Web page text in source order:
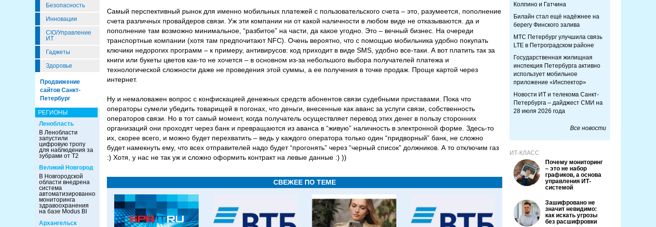
Безопасность
Инновации
CIO/Управление
ИТ
Гаджеты
Здоровье
Продвижение
сайтов Санкт-
Петербург
РЕГИОНЫ
Ленобласть
В Ленобласти
запустили
цифровую тропу
для наблюдения за
зубрами от Т2
Великий Новгород
В Новгородской
области внедрена
система
автоматизированного
мониторинга
здравоохранения
на базе Modus BI
Архангельск
Самый перспективный рынок для именно мобильных платежей с пользовательского счета – это, разумеется, пополнение
счета различных провайдеров связи. Уж эти компании ни от какой наличности в любом виде не отказываются. да и
пополнение там возможно минимальное, “разбитое” на части, да какое угодно. Это – вечный бизнес. На очереди
транспортные компании (хотя там предпочитают NFC). Очень вероятно, что с помощью мобильника удобно покупать
ключики недорогих программ – к примеру, антивирусов: код приходит в виде SMS, удобно все-таки. А вот платить так за
книги или букеты цветов как-то не хочется – в основном из-за небольшого выбора получателей платежа и
технологической сложности даже не проведения этой суммы, а ее получения в точке продаж. Проще картой через
интернет.
Ну и немаловажен вопрос с конфискацией денежных средств абонентов связи судебными приставами. Пока что
операторы сумели убедить товарищей в погонах, что деньги, внесенные как аванс за услуги связи, собственность
операторов связи. Но в тот самый момент, когда получатель осуществляет перевод этих денег в пользу сторонних
организаций они проходят через банк и превращаются из аванса в “живую” наличность в электронной форме. Здесь-то
их, скорее всего, и можно будет перехватить – ведь у каждого оператора только один “придворный” банк, не сложно
будет намекнуть ему, что всех отправителей надо будет “прогонять” через “черный список” должников. А то отключим газ
:) Хотя, у нас не так уж и сложно оформить контракт на левые данные :) ))
СВЕЖЕЕ ПО ТЕМЕ
Колпино и Гатчина
Билайн стал ещё надёжнее на
берегу Финского залива
МТС Петербург улучшила связь
LTE в Петроградском районе
Государственная жилищная
инспекция Петербурга активно
использует мобильное
приложение «Инспектор»
Новости ИТ и телекома Санкт-
Петербурга – дайджест СМИ на
28 июля 2026 года
Все новости
ИТ-КЛАСС
Почему мониторинг
– это не набор
графиков, а основа
управления ИТ-
системой
Зашифровано не
значит невидимо:
как искать угрозы
без расшифровки